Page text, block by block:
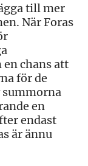
till mer
När Foras
chans att
för de
summorna
en
endast
är ännu